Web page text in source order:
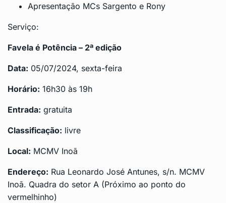
Apresentação MCs Sargento e Rony
Serviço:
Favela é Potência – 2ª edição
Data: 05/07/2024, sexta-feira
Horário: 16h30 às 19h
Entrada: gratuita
Classificação: livre
Local: MCMV Inoã
Endereço: Rua Leonardo José Antunes, s/n. MCMV
Inoã. Quadra do setor A (Próximo ao ponto do
vermelhinho)